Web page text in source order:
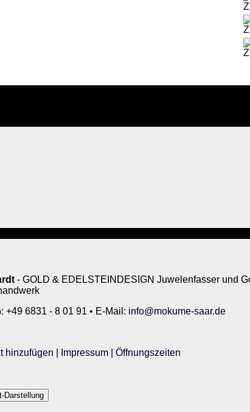
- GOLD & EDELSTEINDESIGN Juwelenfasser und
+49 6831 - 8 01 91 • E-Mail: info@mokume-saar.de
hinzufügen Impressum Öffnungszeiten
Darstellung